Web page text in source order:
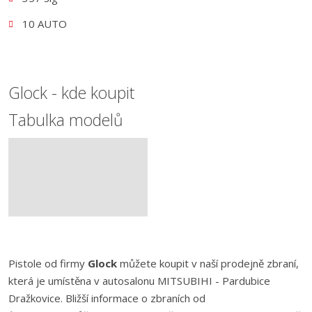
10 AUTO
Glock - kde koupit
Tabulka modelů
Pistole od firmy Glock můžete koupit v naší prodejně zbraní,
která je umístěna v autosalonu MITSUBIHI - Pardubice
Dražkovice. Bližší informace o zbraních od